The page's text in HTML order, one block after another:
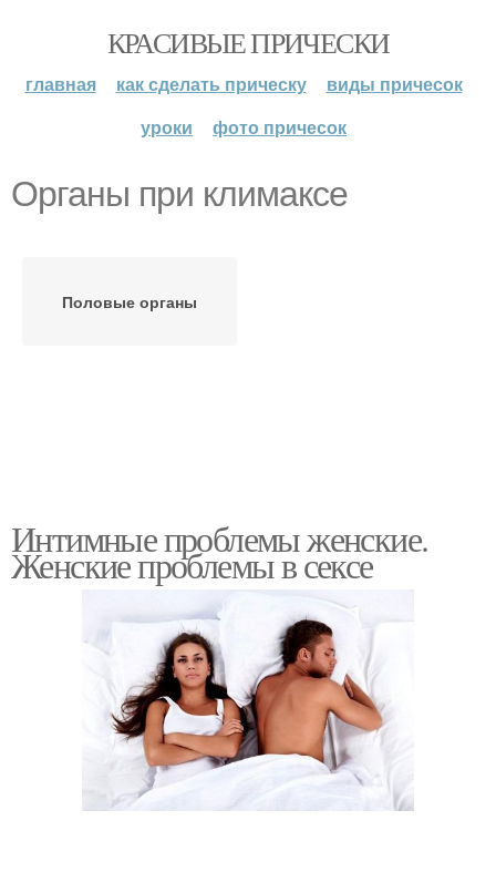
КРАСИВЫЕ ПРИЧЕСКИ
главная как сделать прическу
виды причесок
уроки
фото причесок
Органы при климаксе
Половые органы
Интимные проблемы женские.
Женские проблемы в сексе